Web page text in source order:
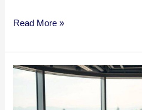
Read More »
Beneficios